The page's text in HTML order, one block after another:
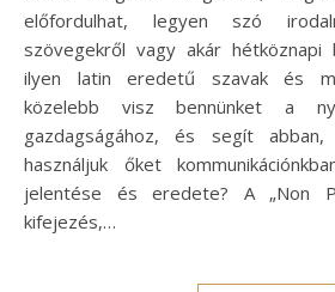
előfordulhat, legyen szó
szövegekről vagy akár hétköznapi
ilyen latin eredetű szavak és
közelebb visz bennünket a
gazdagságához, és segít
használjuk őket
jelentése és eredete? A „Non
kifejezés,…